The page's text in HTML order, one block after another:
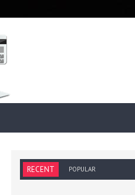
RECENT POPULAR